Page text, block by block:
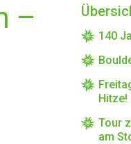
–
140
Hitze!
Tour
am